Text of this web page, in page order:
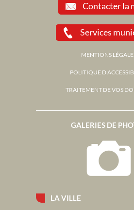
LA VILLE
GALERIES DE
Contacter la
Services
MENTIONS
POLITIQUE
TRAITEMENT DE VOS